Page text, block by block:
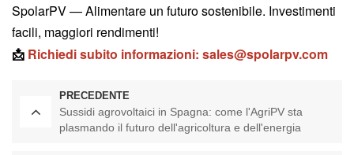
SpolarPV — Alimentare un futuro sostenibile. Investimenti
facili, maggiori rendimenti!
📩 Richiedi subito informazioni: sales@spolarpv.com
PRECEDENTE
Sussidi agrovoltaici in Spagna: come l'AgriPV sta
plasmando il futuro dell'agricoltura e dell'energia